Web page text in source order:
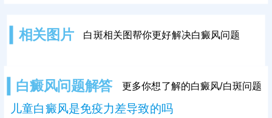
疗。收费亲民透明，无隐形消费，多
相关图片 白斑相关图帮你更好解决白癜风问题
白癜风问题解答 更多你想了解的白癜风/白斑问题
儿童白癜风是免疫力差导致的吗